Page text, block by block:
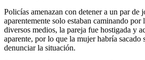
Policías amenazan con detener a un par de
aparentemente solo estaban caminando
diversos medios, la pareja fue hostigada y
aparente, por lo que la mujer habría sacado
denunciar la situación.